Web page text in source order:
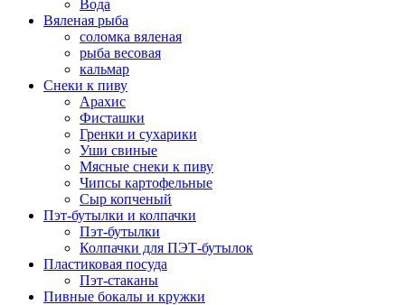
Вода
Вяленая рыба
соломка вяленая
рыба весовая
кальмар
Снеки к пиву
Арахис
Фисташки
Гренки и сухарики
Уши свиные
Мясные снеки к пиву
Чипсы картофельные
Сыр копченый
Пэт-бутылки и колпачки
Пэт-бутылки
Колпачки для ПЭТ-бутылок
Пластиковая посуда
Пэт-стаканы
Пивные бокалы и кружки